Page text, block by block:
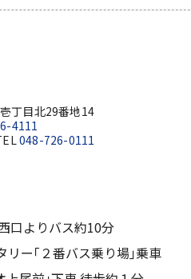
丁目北29番地14
4111
048-726-0111
口よりバス約10分
ー｢２番バス乗り場｣乗車